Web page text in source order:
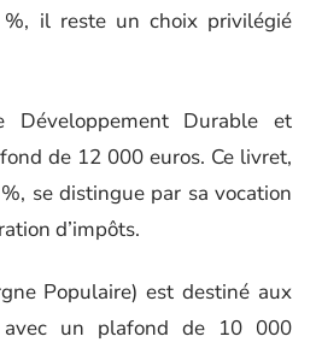
il reste un choix privilégié
Durable et
de 12 000 euros. Ce livret,
se distingue par sa vocation
d’impôts.
Populaire) est destiné aux
avec un plafond de 10 000